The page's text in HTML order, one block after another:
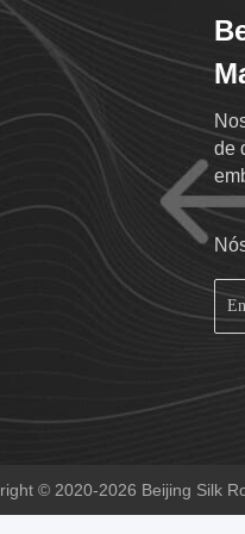
de
© 2020-2026 Beijing Silk